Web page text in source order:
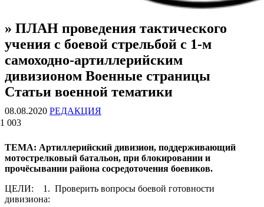
ВОЕННЫЕ СТРАНИЦЫ
СТАТЬИ ВОЕННОЙ ТЕМАТИКИ
» ПЛАН проведения тактического
учения с боевой стрельбой с 1-м
самоходно-артиллерийским
дивизионом Военные страницы
Статьи военной тематики
08.08.2020 РЕДАКЦИЯ
1 003
ТЕМА: Артиллерийский дивизион, поддерживающий
мотострелковый батальон, при блокировании и
прочёсывании района сосредоточения боевиков.
ЦЕЛИ: 1. Проверить вопросы боевой готовности
дивизиона: